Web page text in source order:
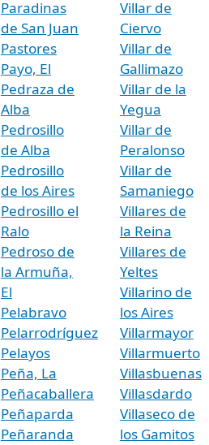
Paradinas
de San Juan
Pastores
Payo, El
Pedraza de
Alba
Pedrosillo
de Alba
Pedrosillo
de los Aires
Pedrosillo el
Ralo
Pedroso de
la Armuña,
El
Pelabravo
Pelarrodríguez
Pelayos
Peña, La
Peñacaballera
Peñaparda
Peñaranda
Villar de
Ciervo
Villar de
Gallimazo
Villar de la
Yegua
Villar de
Peralonso
Villar de
Samaniego
Villares de
la Reina
Villares de
Yeltes
Villarino de
los Aires
Villarmayor
Villarmuerto
Villasbuenas
Villasdardo
Villaseco de
los Gamitos